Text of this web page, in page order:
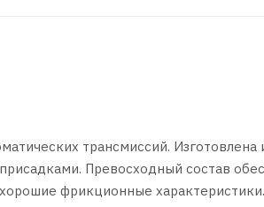
трансмиссий. Изготовлена
Превосходный состав
фрикционные характеристики.